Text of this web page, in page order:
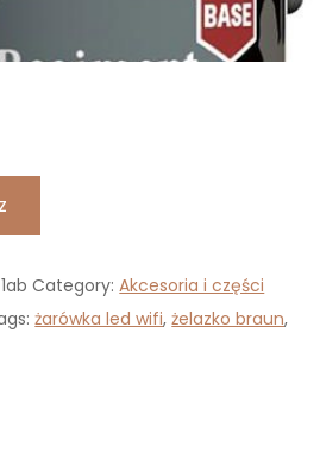
Category:Akcesoria i części
żarówka led wifi,żelazko braun,